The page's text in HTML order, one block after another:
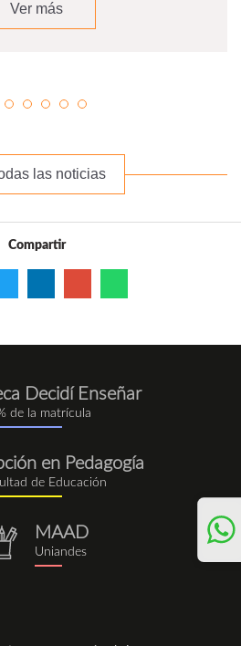
Ver más
las noticias
Compartir
Decidí Enseñar
de la matrícula
en Pedagogía
de Educación
MAAD
Uniandes